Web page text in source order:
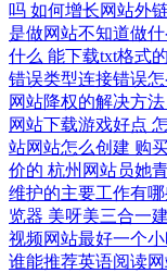
吗 如何增长网站外
是做网站不知道做
什么 能下载txt格式
错误类型连接错误
网站降权的解决方法
网站下载游戏好点
站网站怎么创建 购
价的 杭州网站员她
维护的主要工作有
览器 美呀美三合一
视频网站最好一个
谁能推荐英语阅读